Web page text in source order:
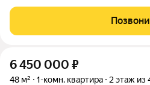
квартире установлено
Территория дома будет закрытой,
6 450 000 ₽
48 м² 1-комн. квартира 2 этаж из